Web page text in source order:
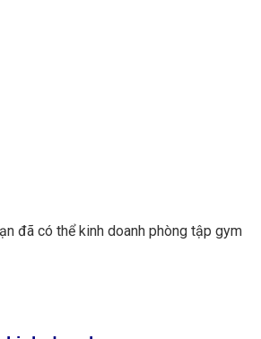
đã có thể kinh doanh phòng tập gym